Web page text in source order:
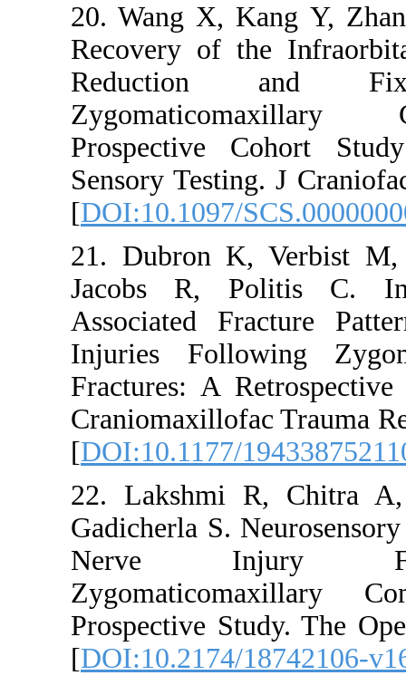
20. Wang X,
Recovery of
Prospective
Sensory
[DOI:10.1097/
21. Dubron
Jacobs R,
Associated
Injuries
Fractures: A
[DOI:10.1177/
22. Lakshmi
Gadicherla S.
Nerve
Prospective
[DOI:10.2174/